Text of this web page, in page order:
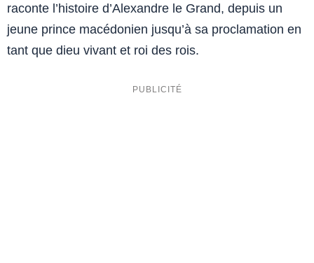
raconte l’histoire d’Alexandre le Grand, depuis un
jeune prince macédonien jusqu’à sa proclamation en
tant que dieu vivant et roi des rois.